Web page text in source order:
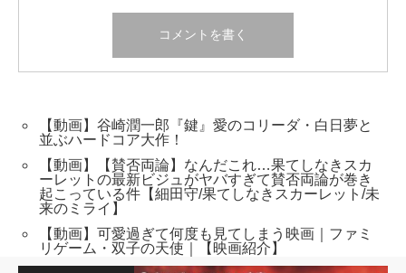
【動画】谷崎潤一郎『鍵』愛のコリーダ・白日夢と
並ぶハードコア大作！
【動画】【賛否両論】なんだこれ…果てしなきスカ
ーレットの最新ビジュがヤバすぎて賛否両論が巻き
起こっている件【細田守/果てしなきスカーレット/未
来のミライ】
【動画】可愛過ぎて何度も見てしまう映画｜ファミ
リゲーム・双子の天使｜【映画紹介】